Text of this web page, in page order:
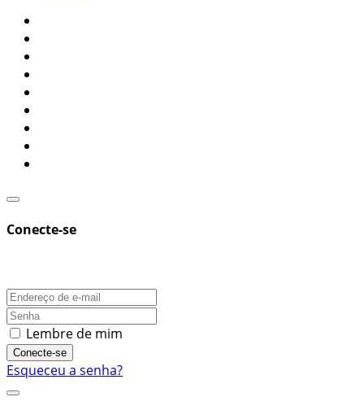
Conecte-se
Lembre de mim
Conecte-se
Esqueceu a senha?